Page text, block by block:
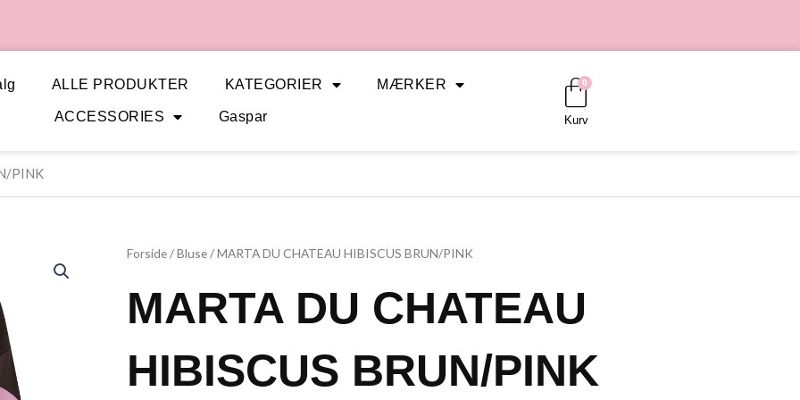
ALLE PRODUKTER KATEGORIER MÆRKER
ACCESSORIES Gaspar
0
Kurv
Kurv
PINK
Forside/Bluse/ MARTA DU CHATEAU HIBISCUS BRUN/PINK
MARTA DU CHATEAU
HIBISCUS BRUN/PINK